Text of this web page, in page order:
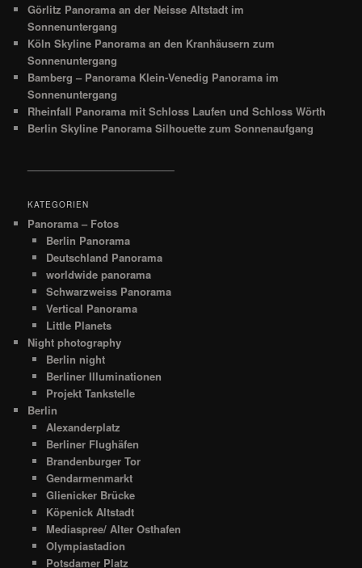
Görlitz Panorama an der Neisse Altstadt im
Sonnenuntergang
Köln Skyline Panorama an den Kranhäusern zum
Sonnenuntergang
Bamberg – Panorama Klein-Venedig Panorama im
Sonnenuntergang
Rheinfall Panorama mit Schloss Laufen und Schloss Wörth
Berlin Skyline Panorama Silhouette zum Sonnenaufgang
KATEGORIEN
Panorama – Fotos
Berlin Panorama
Deutschland Panorama
worldwide panorama
Schwarzweiss Panorama
Vertical Panorama
Little Planets
Night photography
Berlin night
Berliner Illuminationen
Projekt Tankstelle
Berlin
Alexanderplatz
Berliner Flughäfen
Brandenburger Tor
Gendarmenmarkt
Glienicker Brücke
Köpenick Altstadt
Mediaspree/ Alter Osthafen
Olympiastadion
Potsdamer Platz